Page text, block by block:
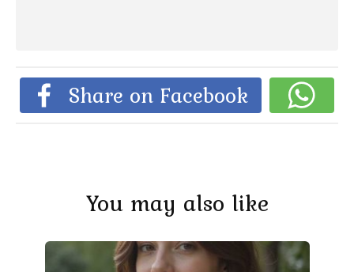
Share on Facebook
You may also like